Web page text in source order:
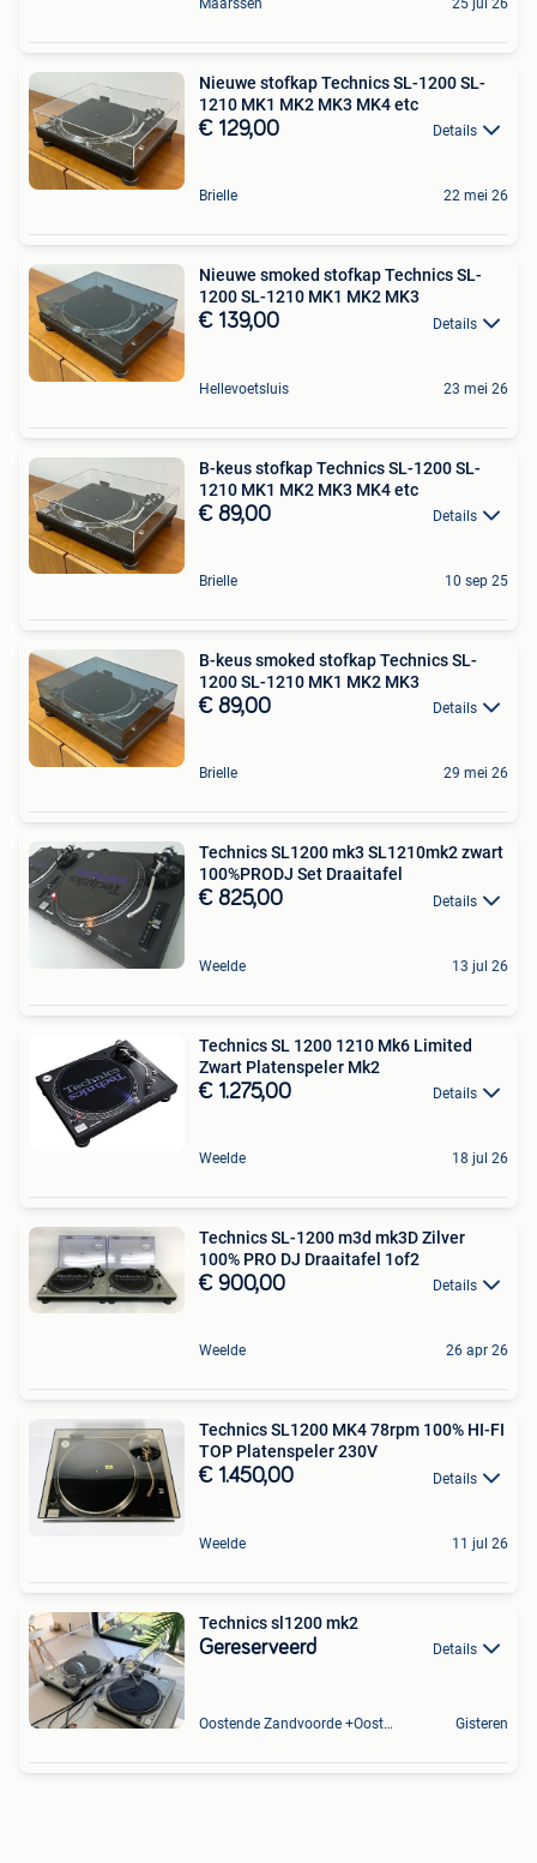
Maarssen 25 jul 26
Nieuwe stofkap Technics SL-1200 SL-
1210 MK1 MK2 MK3 MK4 etc
€ 129,00 Details
Brielle 22 mei 26
Nieuwe smoked stofkap Technics SL-
1200 SL-1210 MK1 MK2 MK3
€ 139,00 Details
Hellevoetsluis 23 mei 26
B-keus stofkap Technics SL-1200 SL-
1210 MK1 MK2 MK3 MK4 etc
€ 89,00 Details
Brielle 10 sep 25
B-keus smoked stofkap Technics SL-
1200 SL-1210 MK1 MK2 MK3
€ 89,00 Details
Brielle 29 mei 26
Technics SL1200 mk3 SL1210mk2 zwart
100%PRODJ Set Draaitafel
€ 825,00 Details
Weelde 13 jul 26
Technics SL 1200 1210 Mk6 Limited
Zwart Platenspeler Mk2
€ 1.275,00 Details
Weelde 18 jul 26
Technics SL-1200 m3d mk3D Zilver
100% PRO DJ Draaitafel 1of2
€ 900,00 Details
Weelde 26 apr 26
Technics SL1200 MK4 78rpm 100% HI-FI
TOP Platenspeler 230V
€ 1.450,00 Details
Weelde 11 jul 26
Technics sl1200 mk2
Gereserveerd Details
Oostende Zandvoorde +Oostende Gisteren